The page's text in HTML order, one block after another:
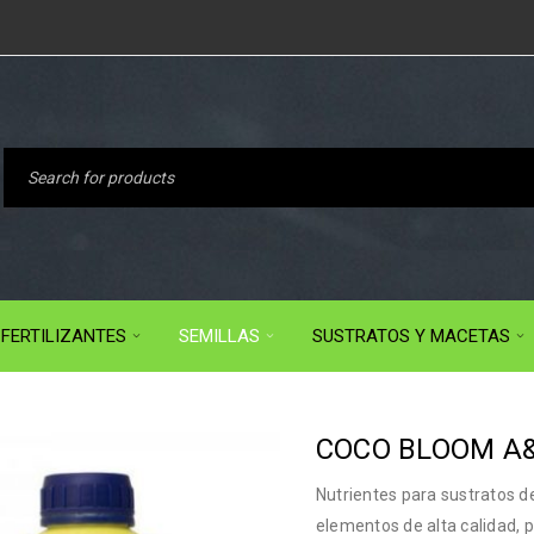
FERTILIZANTES SEMILLAS SUSTRATOS Y MACETAS
COCO BLOOM
Nutrientes para sustratos
elementos de alta calidad,